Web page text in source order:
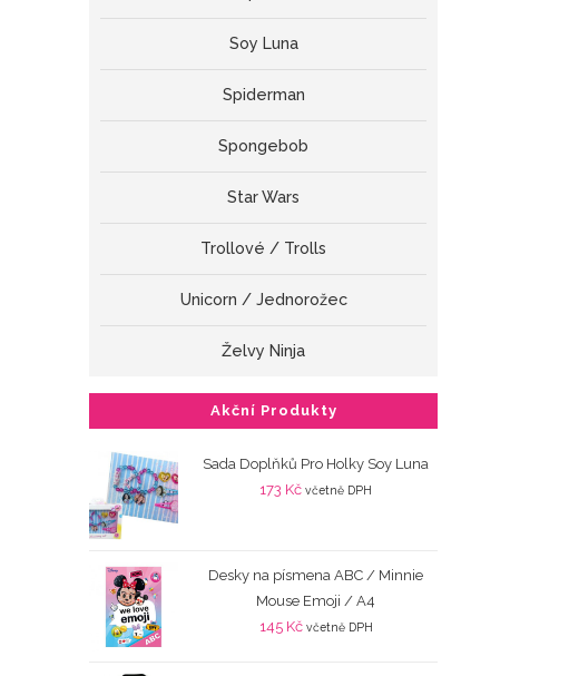
Soy Luna
Spiderman
Spongebob
Star Wars
Trollové / Trolls
Unicorn / Jednorožec
Želvy Ninja
Akční Produkty
Sada Doplňků Pro Holky Soy Luna
173 Kč včetně DPH
Desky na písmena ABC / Minnie
Mouse Emoji / A4
145 Kč včetně DPH